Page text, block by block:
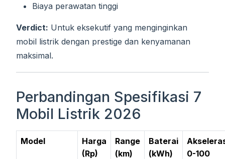
Biaya perawatan tinggi
Verdict: Untuk eksekutif yang menginginkan
mobil listrik dengan prestige dan kenyamanan
maksimal.
Perbandingan Spesifikasi 7
Mobil Listrik 2026
Model
Harga
(Rp)
Range
(km)
Baterai
(kWh)
0-100